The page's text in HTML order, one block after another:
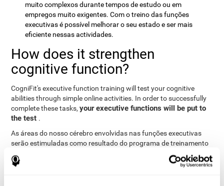
muito complexos durante tempos de estudo ou em
empregos muito exigentes. Com o treino das funções
executivas é possível melhorar o seu estado e ser mais
eficiente nessas actividades.
How does it strengthen
cognitive function?
CogniFit's executive function training will test your cognitive
abilities through simple online activities. In order to successfully
complete these tasks,your executive functions will be put to
the test .
As áreas do nosso cérebro envolvidas nas funções executivas
serão estimuladas como resultado do programa de treinamento
de raciocínio. Esta estimulação
permite-nos alterar
ligeiramente o estado do nosso cérebro
para nos adaptarmos